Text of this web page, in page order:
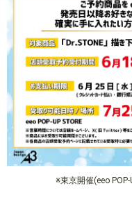
※東京開催(eeo